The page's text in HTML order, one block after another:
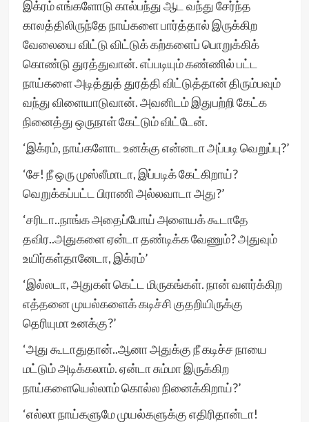
இக்ரம் எங்களோடு கால்பந்து ஆட வந்து சேர்ந்த
காலத்திலிருந்தே நாய்களை பார்த்தால் இருக்கிற
வேலையை விட்டு விட்டுக் கற்களைப் பொறுக்கிக்
கொண்டு துரத்துவான். எப்படியும் கண்ணில் பட்ட
நாய்களை அடித்துத் துரத்தி விட்டுத்தான் திரும்பவும்
வந்து விளையாடுவான். அவனிடம் இதுபற்றி கேட்க
நினைத்து ஒருநாள் கேட்டும் விட்டேன்.
‘இக்ரம், நாய்களோட உனக்கு என்னடா அப்படி வெறுப்பு?’
‘சே! நீ ஒரு முஸ்லீமாடா, இப்படிக் கேட்கிறாய்?
வெறுக்கப்பட்ட பிராணி அல்லவாடா அது?’
‘சரிடா..நாங்க அதைப்போய் அளையக் கூடாதே
தவிர..அதுகளை ஏன்டா தண்டிக்க வேணும்? அதுவும்
உயிர்கள்தானேடா, இக்ரம்’
‘இல்லடா, அதுகள் கெட்ட மிருகங்கள். நான் வளர்க்கிற
எத்தனை முயல்களைக் கடிச்சி குதறியிருக்கு
தெரியுமா உனக்கு?’
‘அது கூடாதுதான்..ஆனா அதுக்கு நீ கடிச்ச நாயை
மட்டும் அடிக்கலாம். ஏன்டா சும்மா இருக்கிற
நாய்களையெல்லாம் கொல்ல நினைக்கிறாய்?’
‘எல்லா நாய்களுமே முயல்களுக்கு எதிரிதான்டா!